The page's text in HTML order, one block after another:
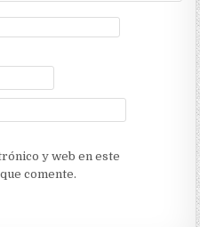
y web en este
comente.